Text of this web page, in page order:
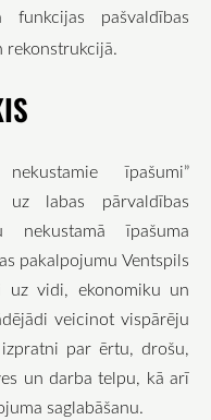
pašvaldības
rekonstrukcijā.
īpašumi”
labas pārvaldības
nekustamā īpašuma
pakalpojumu Ventspils
uz vidi, ekonomiku un
veicinot vispārēju
par ērtu, drošu,
un darba telpu, kā arī
saglabāšanu.